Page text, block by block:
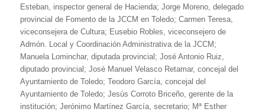
Esteban, inspector general de Hacienda; Jorge Moreno, delegado
provincial de Fomento de la JCCM en Toledo; Carmen Teresa,
viceconsejera de Cultura; Eusebio Robles, viceconsejero de
Admón. Local y Coordinación Administrativa de la JCCM;
Manuela Lominchar, diputada provincial; José Antonio Ruiz,
diputado provincial; José Manuel Velasco Retamar, concejal del
Ayuntamiento de Toledo; Teodoro García, concejal del
Ayuntamiento de Toledo; Jesús Corroto Briceño, gerente de la
institución; Jerónimo Martínez García, secretario; Mª Esther